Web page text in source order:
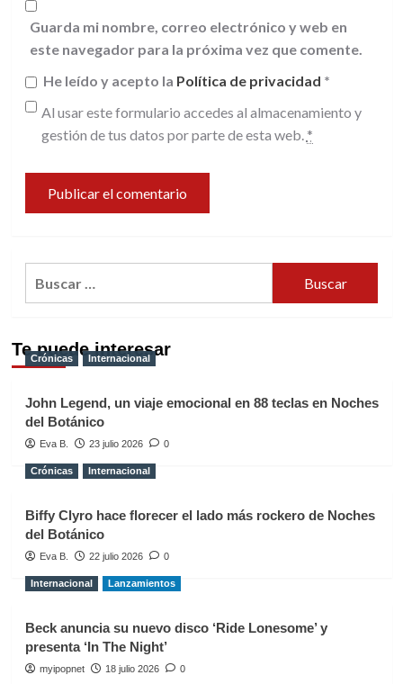
Guarda mi nombre, correo electrónico y web en
este navegador para la próxima vez que comente.
He leído y acepto la Política de privacidad *
Al usar este formulario accedes al almacenamiento y
gestión de tus datos por parte de esta web. *
Te puede interesar
Crónicas Internacional
John Legend, un viaje emocional en 88 teclas en Noches
del Botánico
Eva B. 23 julio 2026 0
Crónicas Internacional
Biffy Clyro hace florecer el lado más rockero de Noches
del Botánico
Eva B. 22 julio 2026 0
Internacional Lanzamientos
Beck anuncia su nuevo disco ‘Ride Lonesome’ y
presenta ‘In The Night’
myipopnet 18 julio 2026 0